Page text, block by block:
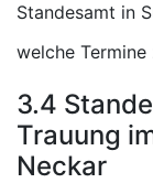
Standesamt in
welche
3.4
Trauung
Neckar